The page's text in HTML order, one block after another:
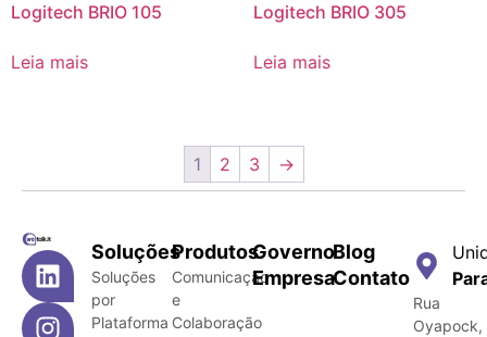
Logitech BRIO 105
Leia mais
Logitech BRIO 305
Leia mais
1 2 3 →
Soluções
Soluções
por
Plataforma
Produtos
Comunicação
e
Colaboração
Governo
Empresa
Blog
Contato
Rua
Oyapock,